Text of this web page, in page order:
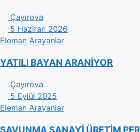
Çayırova
5 Haziran 2026
Eleman Arayanlar
YATILI BAYAN ARANİYOR
Çayırova
5 Eylül 2025
Eleman Arayanlar